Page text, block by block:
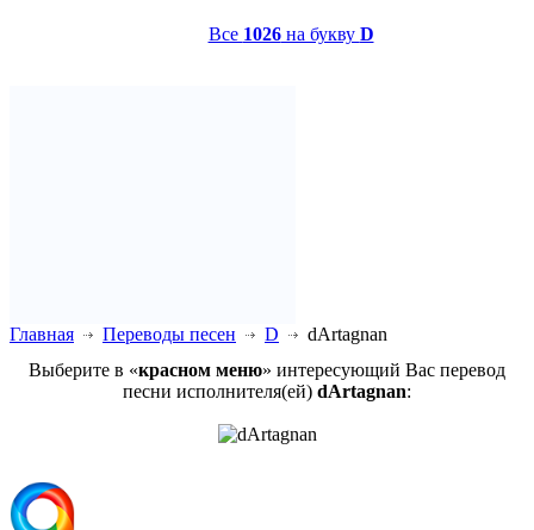
Все 1026на букву D
Главная Переводы песен D
dArtagnan
Выберите в «красном меню» интересующий Вас перевод
песни исполнителя(ей) dArtagnan: